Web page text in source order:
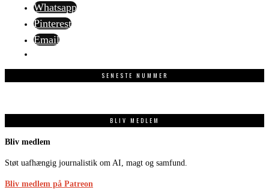
Whatsapp
Pinterest
Email
SENESTE NUMMER
BLIV MEDLEM
Bliv medlem
Støt uafhængig journalistik om AI, magt og samfund.
Bliv medlem på Patreon